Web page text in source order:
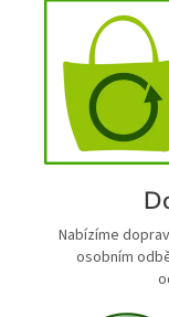
Nabízíme
osobním